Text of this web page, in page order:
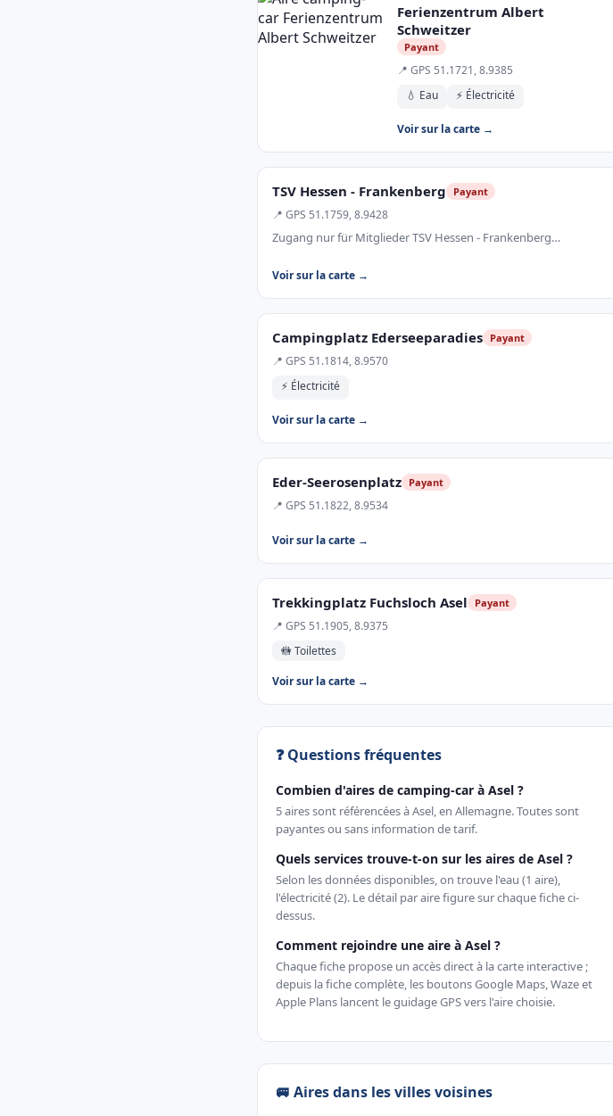
Ferienzentrum Albert
Schweitzer
Payant
📍 GPS 51.1721, 8.9385
💧 Eau
⚡ Électricité
Voir sur la carte →
TSV Hessen - Frankenberg Payant
📍 GPS 51.1759, 8.9428
Zugang nur für Mitglieder TSV Hessen - Frankenberg…
Voir sur la carte →
Campingplatz Ederseeparadies Payant
📍 GPS 51.1814, 8.9570
⚡ Électricité
Voir sur la carte →
Eder-Seerosenplatz Payant
📍 GPS 51.1822, 8.9534
Voir sur la carte →
Trekkingplatz Fuchsloch Asel Payant
📍 GPS 51.1905, 8.9375
🚻 Toilettes
Voir sur la carte →
❓ Questions fréquentes
Combien d'aires de camping-car à Asel ?
5 aires sont référencées à Asel, en Allemagne. Toutes sont
payantes ou sans information de tarif.
Quels services trouve-t-on sur les aires de Asel ?
Selon les données disponibles, on trouve l'eau (1 aire),
l'électricité (2). Le détail par aire figure sur chaque fiche ci-
dessus.
Comment rejoindre une aire à Asel ?
Chaque fiche propose un accès direct à la carte interactive ;
depuis la fiche complète, les boutons Google Maps, Waze et
Apple Plans lancent le guidage GPS vers l'aire choisie.
🚐 Aires dans les villes voisines